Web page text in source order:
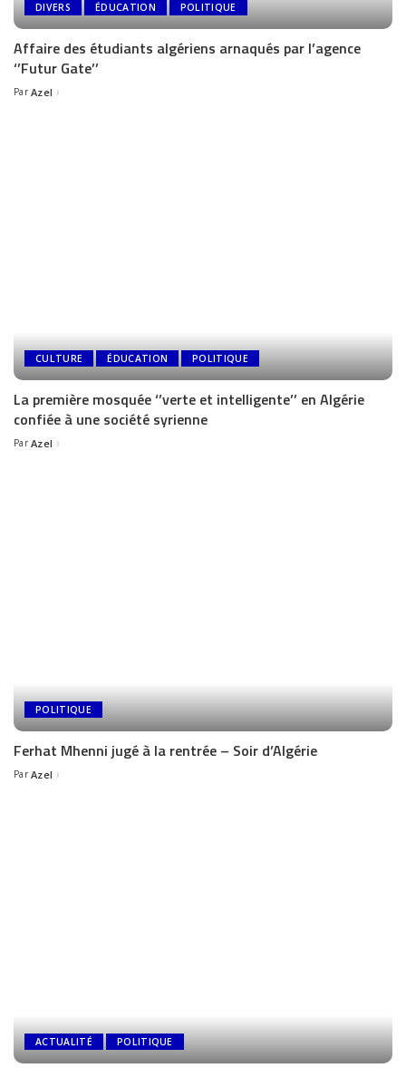
DIVERS ÉDUCATION POLITIQUE
Affaire des étudiants algériens arnaqués par l’agence
‘’Futur Gate’’
Par Azel
CULTURE ÉDUCATION POLITIQUE
La première mosquée ‘’verte et intelligente’’ en Algérie
confiée à une société syrienne
Par Azel
POLITIQUE
Ferhat Mhenni jugé à la rentrée – Soir d’Algérie
Par Azel
ACTUALITÉ POLITIQUE